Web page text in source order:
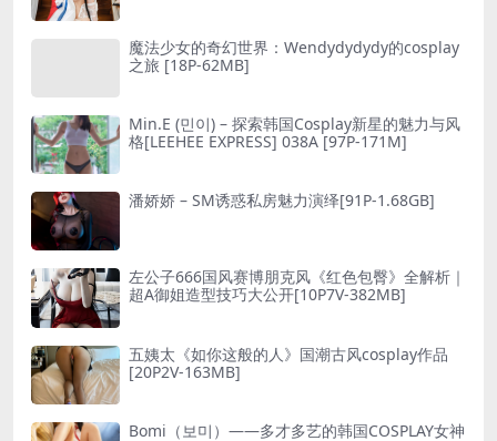
魔法少女的奇幻世界：Wendydydydy的cosplay
之旅 [18P-62MB]
Min.E (민이) – 探索韩国Cosplay新星的魅力与风
格[LEEHEE EXPRESS] 038A [97P-171M]
潘娇娇 – SM诱惑私房魅力演绎[91P-1.68GB]
左公子666国风赛博朋克风《红色包臀》全解析｜
超A御姐造型技巧大公开[10P7V-382MB]
五姨太《如你这般的人》国潮古风cosplay作品
[20P2V-163MB]
Bomi（보미）——多才多艺的韩国COSPLAY女神